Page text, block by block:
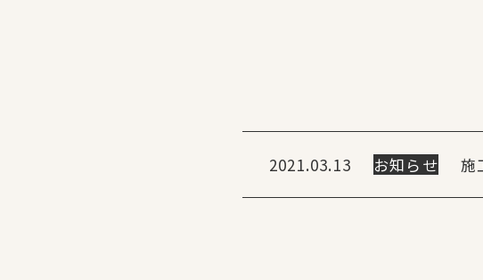
2021.03.13 お知らせ 施